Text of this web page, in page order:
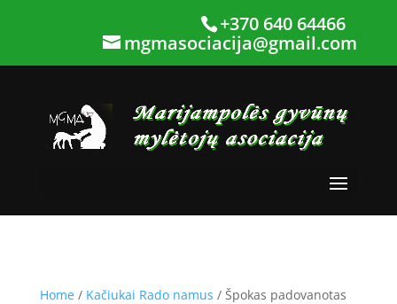
+370 640 64466
mgmasociacija@gmail.com
Home/ Kačiukai Rado namus / Špokas padovanotas